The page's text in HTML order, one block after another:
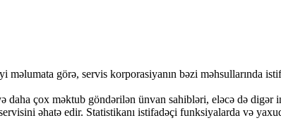
görə, servis korporasiyanın bəzi məhsullarında
daha çox məktub göndərilən ünvan sahibləri, eləcə də
əhatə edir. Statistikanı istifadəçi funksiyalarda və